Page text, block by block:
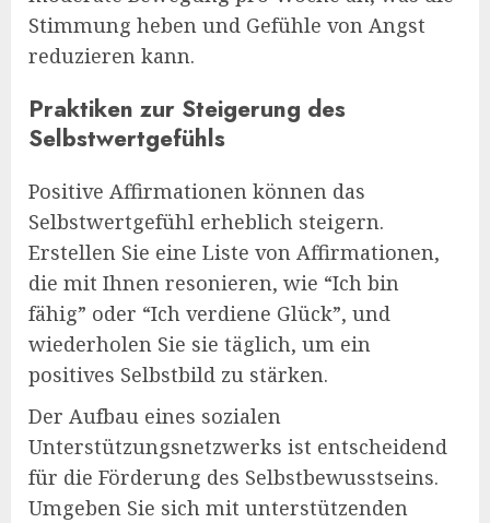
Stimmung heben und Gefühle von Angst
reduzieren kann.
Praktiken zur Steigerung des
Selbstwertgefühls
Positive Affirmationen können das
Selbstwertgefühl erheblich steigern.
Erstellen Sie eine Liste von Affirmationen,
die mit Ihnen resonieren, wie “Ich bin
fähig” oder “Ich verdiene Glück”, und
wiederholen Sie sie täglich, um ein
positives Selbstbild zu stärken.
Der Aufbau eines sozialen
Unterstützungsnetzwerks ist entscheidend
für die Förderung des Selbstbewusstseins.
Umgeben Sie sich mit unterstützenden